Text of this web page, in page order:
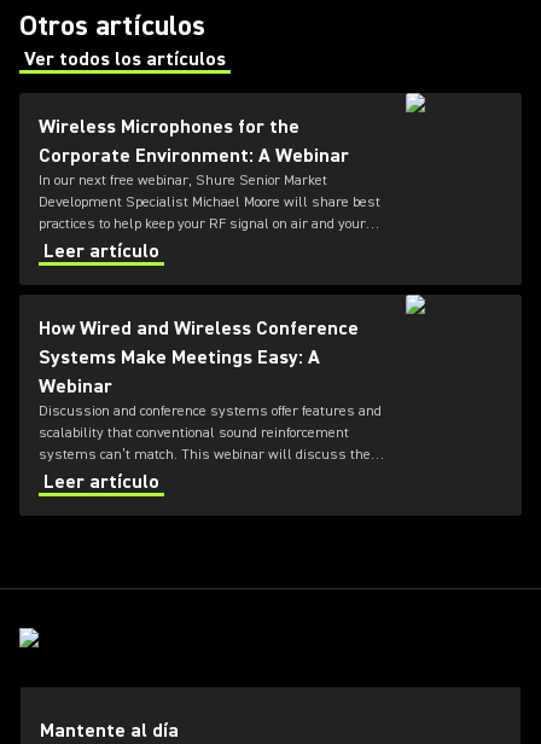
Otros artículos
Ver todos los artículos
(Opens in a new tab)
Wireless Microphones for the
Corporate Environment: A Webinar
In our next free webinar, Shure Senior Market
Development Specialist Michael Moore will share best
practices to help keep your RF signal on air and your
audio uninterrupted.
Leer artículo
How Wired and Wireless Conference
Systems Make Meetings Easy: A
Webinar
Discussion and conference systems offer features and
scalability that conventional sound reinforcement
systems can’t match. This webinar will discuss the
specific hardware and software components that are
required to deliver the most requested features in
boardrooms, city councils, and other meeting facilities.
Leer artículo
Mantente al día